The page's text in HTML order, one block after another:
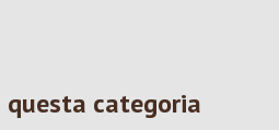
categoria